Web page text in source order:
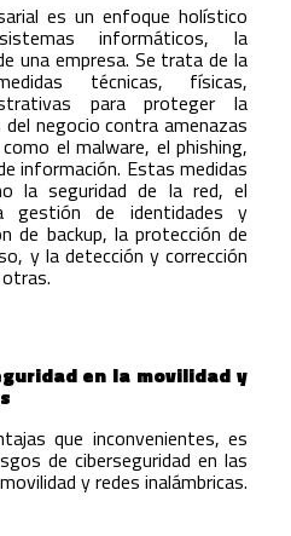
es un enfoque holístico
informáticos, la
una empresa. Se trata de la
técnicas, físicas,
para proteger la
negocio contra amenazas
el malware, el phishing,
información. Estas medidas
la seguridad de la red, el
gestión de identidades y
de backup, la protección de
y la detección y corrección
en la movilidad y
que inconvenientes, es
de ciberseguridad en las
y redes inalámbricas.